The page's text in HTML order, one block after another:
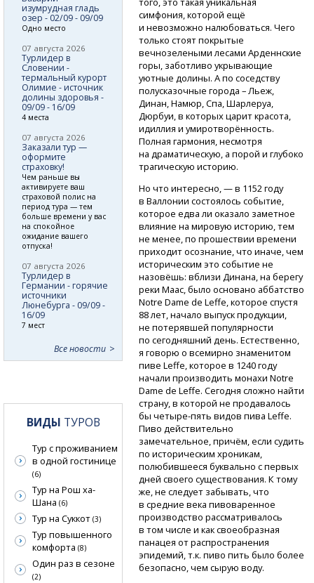
симфония, которой ещё
и невозможно налюбоваться. Чего
только стоят покрытые
вечнозелеными лесами Арденнские
горы, заботливо укрывающие
уютные долины. А по соседству
полусказочные города – Льеж,
Динан, Намюр, Спа, Шарлеруа,
Дюрбуи, в которых царит красота,
идиллия и умиротворённость.
Полная гармония, несмотря
на драматическую, а порой и глубоко
трагическую историю.
Но что интересно, — в 1152 году
в Валлонии состоялось событие,
которое едва ли оказало заметное
влияние на мировую историю, тем
не менее, по прошествии времени
приходит осознание, что иначе, чем
историческим это событие не
назовёшь: вблизи Динана, на берегу
реки Маас, было основано аббатство
Notre Dame de Leffe, которое спустя
88 лет, начало выпуск продукции,
не потерявшей популярности
по сегодняшний день. Естественно,
я говорю о всемирно знаменитом
пиве Leffe, которое в 1240 году
начали производить монахи Notre
Dame de Leffe. Сегодня сложно найти
страну, в которой не продавалось
бы четыре-пять видов пива Leffe.
Пиво действительно
замечательное, причём, если судить
по историческим хроникам,
полюбившееся буквально с первых
дней своего существования. К тому
же, не следует забывать, что
в средние века пивоваренное
производство рассматривалось
в том числе и как своеобразная
панацея от распространения
эпидемий, т.к. пиво пить было более
безопасно, чем сырую воду.
изумрудная гладь
озер - 02/09 - 09/09
Одно место
07 августа 2026
Турлидер в
Словении -
термальный курорт
Олимие - источник
долины здоровья -
09/09 - 16/09
4 места
07 августа 2026
Заказали тур —
оформите
страховку!
Чем раньше вы
активируете ваш
страховой полис на
период тура — тем
больше времени у вас
на спокойное
ожидание вашего
отпуска!
07 августа 2026
Турлидер в
Германии - горячие
источники
Люнебурга - 09/09 -
16/09
7 мест
Все новости
ВИДЫ ТУРОВ
Тур с проживанием
в одной гостинице
(6)
Тур на Рош ха-
Шана (6)
Тур на Суккот (3)
Тур повышенного
комфорта (8)
Один раз в сезоне
(2)